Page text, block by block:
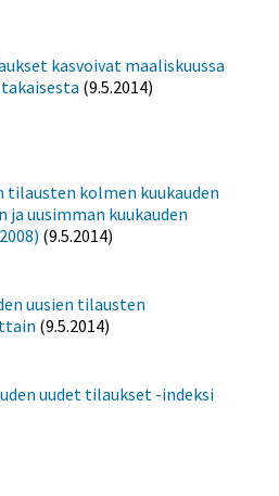
kasvoivat maaliskuussa
(9.5.2014)
tilausten kolmen kuukauden
uusimman kuukauden
(9.5.2014)
uusien tilausten
(9.5.2014)
uudet tilaukset -indeksi